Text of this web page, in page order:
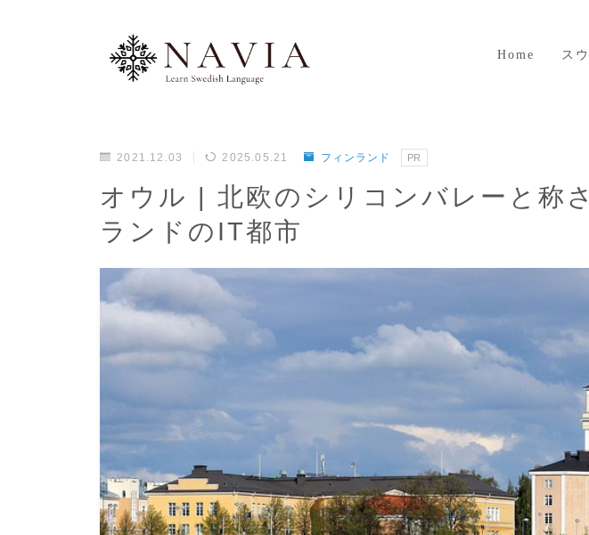
Home ス
2021.12.03 2025.05.21 フィンランド PR
オウル | 北欧のシリコンバレーと称
ランドのIT都市